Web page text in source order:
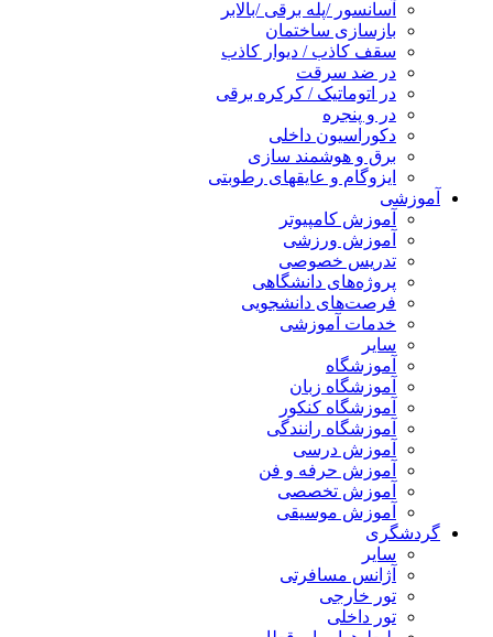
آسانسور /پله برقی /بالابر
بازسازی ساختمان
سقف کاذب / دیوار کاذب
در ضد سرقت
در اتوماتیک / کرکره برقی
در و پنجره
دکوراسیون داخلی
برق و هوشمند سازی
ایزوگام و عایقهای رطوبتی
آموزشی
آموزش کامپیوتر
آموزش ورزشی
تدریس خصوصی
پروژه‌های دانشگاهی
فرصت‌های دانشجویی
خدمات آموزشی
سایر
آموزشگاه
آموزشگاه زبان
آموزشگاه کنکور
آموزشگاه رانندگی
آموزش درسی
آموزش حرفه و فن
آموزش تخصصی
آموزش موسیقی
گردشگری
سایر
آژانس مسافرتی
تور خارجی
تور داخلی